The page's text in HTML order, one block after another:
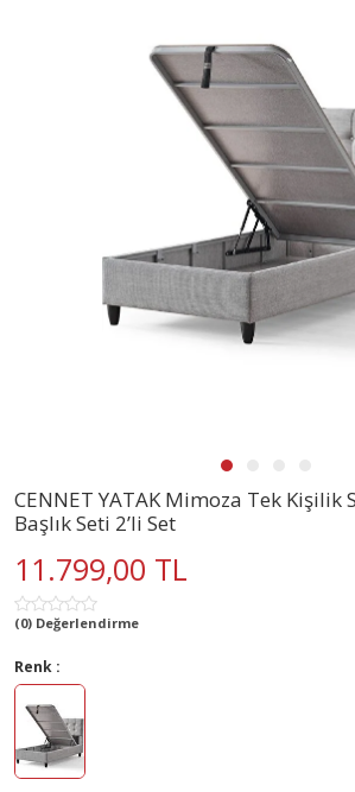
CENNET YATAK Mimoza Tek Kişilik
Başlık Seti 2’li Set
11.799,00 TL
(0) Değerlendirme
Renk :